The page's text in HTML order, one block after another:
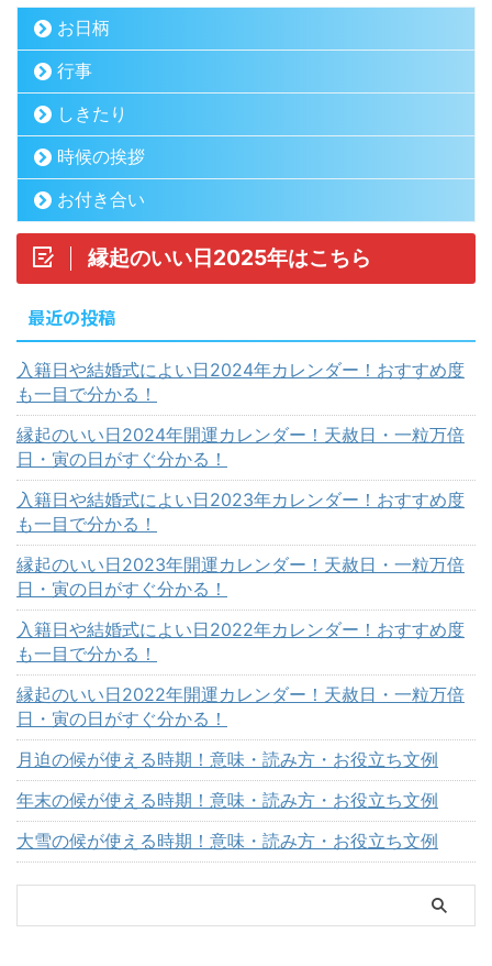
お日柄
行事
しきたり
時候の挨拶
お付き合い
縁起のいい日2025年はこちら
最近の投稿
入籍日や結婚式によい日2024年カレンダー！おすすめ度
も一目で分かる！
縁起のいい日2024年開運カレンダー！天赦日・一粒万倍
日・寅の日がすぐ分かる！
入籍日や結婚式によい日2023年カレンダー！おすすめ度
も一目で分かる！
縁起のいい日2023年開運カレンダー！天赦日・一粒万倍
日・寅の日がすぐ分かる！
入籍日や結婚式によい日2022年カレンダー！おすすめ度
も一目で分かる！
縁起のいい日2022年開運カレンダー！天赦日・一粒万倍
日・寅の日がすぐ分かる！
月迫の候が使える時期！意味・読み方・お役立ち文例
年末の候が使える時期！意味・読み方・お役立ち文例
大雪の候が使える時期！意味・読み方・お役立ち文例